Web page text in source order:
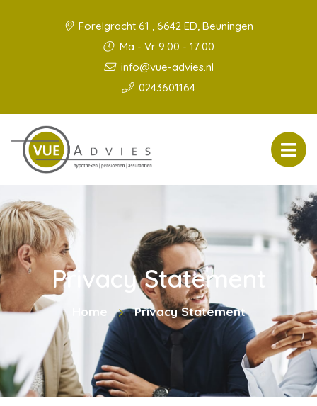
Forelgracht 61 , 6642 ED, Beuningen
Ma - Vr 9:00 - 17:00
info@vue-advies.nl
0243601164
Privacy Statement
Home Privacy Statement